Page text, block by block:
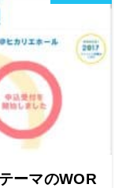
ーマのWOR